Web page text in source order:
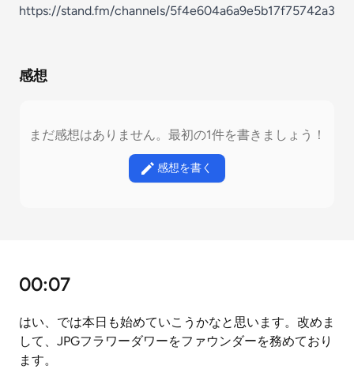
https://stand.fm/channels/5f4e604a6a9e5b17f75742a3
感想
まだ感想はありません。最初の1件を書きましょう！
感想を書く
00:07
はい、では本日も始めていこうかなと思います。改めま
して、JPGフラワーダワーをファウンダーを務めており
ます。